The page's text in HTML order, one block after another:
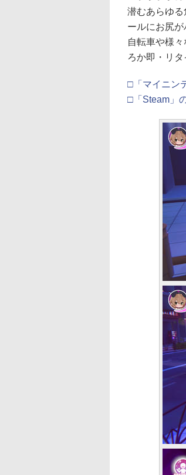
潜むあらゆ
ールにお尻
自転車や様
ろか即・リタ
□「マイニン
□「Steam」